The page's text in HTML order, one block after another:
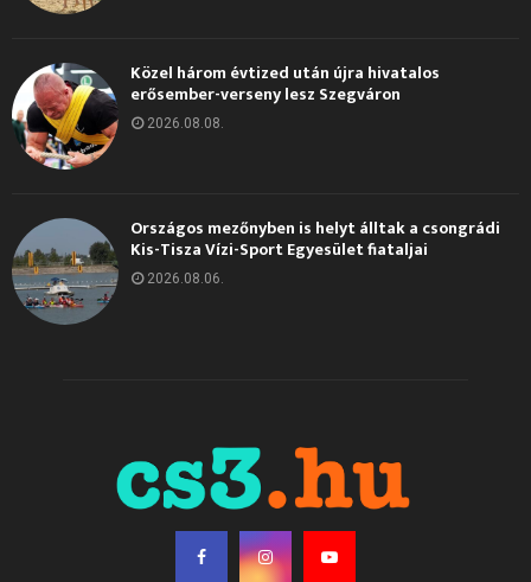
Közel három évtized után újra hivatalos
erősember-verseny lesz Szegváron
2026.08.08.
Országos mezőnyben is helyt álltak a csongrádi
Kis-Tisza Vízi-Sport Egyesület fiataljai
2026.08.06.